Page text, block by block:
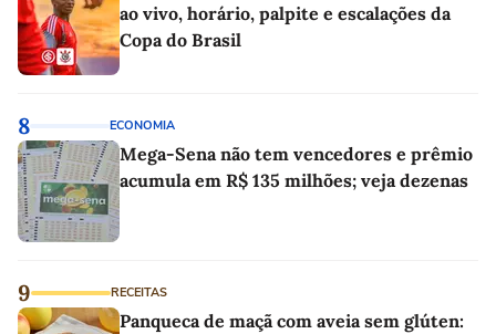
ao vivo, horário, palpite e escalações da
Copa do Brasil
8 ECONOMIA
Mega-Sena não tem vencedores e prêmio
acumula em R$ 135 milhões; veja dezenas
9 RECEITAS
Panqueca de maçã com aveia sem glúten: